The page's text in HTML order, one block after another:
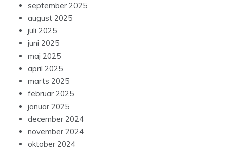
september 2025
august 2025
juli 2025
juni 2025
maj 2025
april 2025
marts 2025
februar 2025
januar 2025
december 2024
november 2024
oktober 2024